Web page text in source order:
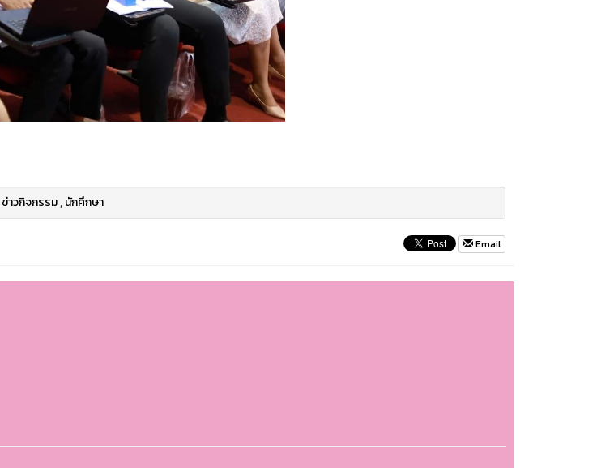
ข่าวกิจกรรม,นักศึกษา
Email